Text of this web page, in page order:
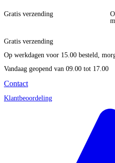
Gratis verzending
Gratis verzending
Op werkdagen voor 15.00 besteld,
Vandaag geopend van 09.00 tot 17.00
Contact
Klantbeoordeling